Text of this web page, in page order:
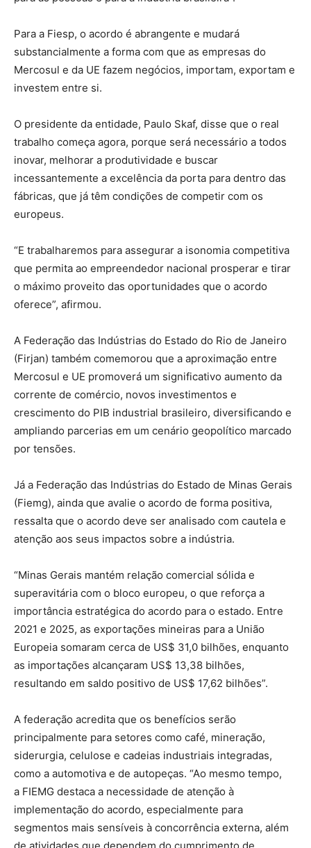
Para a Fiesp, o acordo é abrangente e mudará
substancialmente a forma com que as empresas do
Mercosul e da UE fazem negócios, importam, exportam e
investem entre si.
O presidente da entidade, Paulo Skaf, disse que o real
trabalho começa agora, porque será necessário a todos
inovar, melhorar a produtividade e buscar
incessantemente a excelência da porta para dentro das
fábricas, que já têm condições de competir com os
europeus.
“E trabalharemos para assegurar a isonomia competitiva
que permita ao empreendedor nacional prosperar e tirar
o máximo proveito das oportunidades que o acordo
oferece”, afirmou.
A Federação das Indústrias do Estado do Rio de Janeiro
(Firjan) também comemorou que a aproximação entre
Mercosul e UE promoverá um significativo aumento da
corrente de comércio, novos investimentos e
crescimento do PIB industrial brasileiro, diversificando e
ampliando parcerias em um cenário geopolítico marcado
por tensões.
Já a Federação das Indústrias do Estado de Minas Gerais
(Fiemg), ainda que avalie o acordo de forma positiva,
ressalta que o acordo deve ser analisado com cautela e
atenção aos seus impactos sobre a indústria.
“Minas Gerais mantém relação comercial sólida e
superavitária com o bloco europeu, o que reforça a
importância estratégica do acordo para o estado. Entre
2021 e 2025, as exportações mineiras para a União
Europeia somaram cerca de US$ 31,0 bilhões, enquanto
as importações alcançaram US$ 13,38 bilhões,
resultando em saldo positivo de US$ 17,62 bilhões”.
A federação acredita que os benefícios serão
principalmente para setores como café, mineração,
siderurgia, celulose e cadeias industriais integradas,
como a automotiva e de autopeças. “Ao mesmo tempo,
a FIEMG destaca a necessidade de atenção à
implementação do acordo, especialmente para
segmentos mais sensíveis à concorrência externa, além